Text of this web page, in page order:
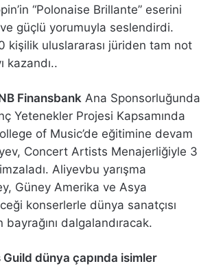
“Polonaise Brillante” eserini
güçlü yorumuyla seslendirdi.
kişilik uluslararası jüriden tam not
kazandı..
Finansbank Ana Sponsorluğunda
Yetenekler Projesi Kapsamında
of Music’de eğitimine devam
Concert Artists Menajerliğiyle 3
Aliyevbu yarışma
Güney Amerika ve Asya
konserlerle dünya sanatçısı
dalgalandıracak.
dünya çapında isimler